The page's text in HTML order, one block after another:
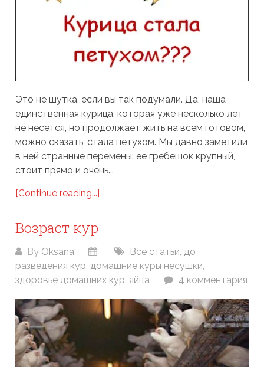
Это не шутка, если вы так подумали. Да, наша
единственная курица, которая уже несколько лет
не несется, но продолжает жить на всем готовом,
можно сказать, стала петухом. Мы давно заметили
в ней странные перемены: ее гребешок крупный,
стоит прямо и очень...
[Continue reading...]
Возраст кур
By Oksana Все статьи, до
разведения кур, домашние куры несушки,
здоровье домашних кур,яйца 4 комментария